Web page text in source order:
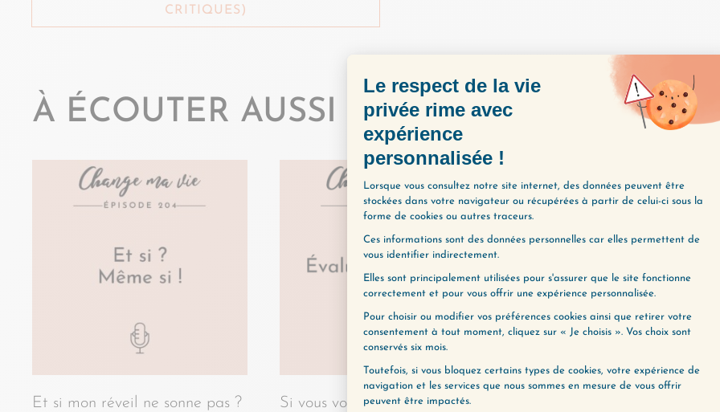
CRITIQUES)
À ÉCOUTER AUSSI
Et si mon réveil ne sonne pas ?
Si vous vous apprêtez à faire le